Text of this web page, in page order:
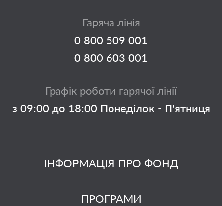
ІНФОРМАЦІЯ ПРО ФОНД
ПРОГРАМИ
Гаряча лінія
0 800 509 001
0 800 603 001
Графік роботи гарячої лінії
з 09:00 до 18:00 Понеділок - П'ятниця